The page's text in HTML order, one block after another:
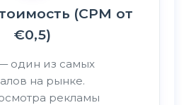
(CPM от
€0,5)
один из самых
на рынке.
рекламы